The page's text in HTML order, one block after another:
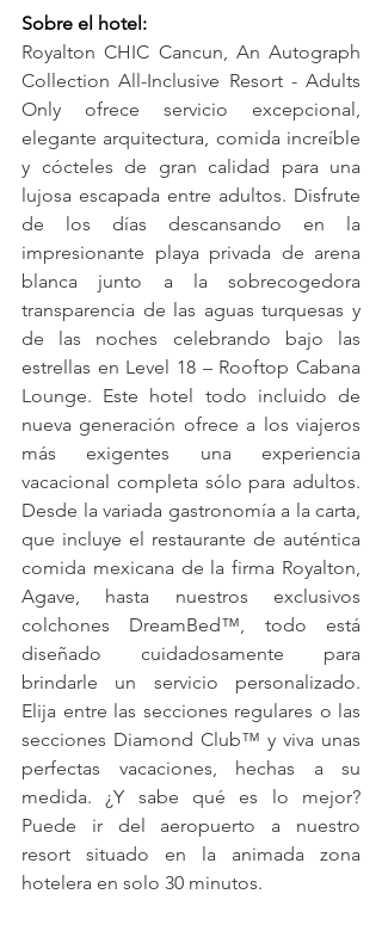
Sobre el hotel:
Royalton CHIC Cancun, An Autograph
Collection All-Inclusive Resort - Adults
Only ofrece servicio excepcional,
elegante arquitectura, comida increíble
y cócteles de gran calidad para una
lujosa escapada entre adultos. Disfrute
de los días descansando en la
impresionante playa privada de arena
blanca junto a la sobrecogedora
transparencia de las aguas turquesas y
de las noches celebrando bajo las
estrellas en Level 18 – Rooftop Cabana
Lounge. Este hotel todo incluido de
nueva generación ofrece a los viajeros
más exigentes una experiencia
vacacional completa sólo para adultos.
Desde la variada gastronomía a la carta,
que incluye el restaurante de auténtica
comida mexicana de la firma Royalton,
Agave, hasta nuestros exclusivos
colchones DreamBed™, todo está
diseñado cuidadosamente para
brindarle un servicio personalizado.
Elija entre las secciones regulares o las
secciones Diamond Club™ y viva unas
perfectas vacaciones, hechas a su
medida. ¿Y sabe qué es lo mejor?
Puede ir del aeropuerto a nuestro
resort situado en la animada zona
hotelera en solo 30 minutos.